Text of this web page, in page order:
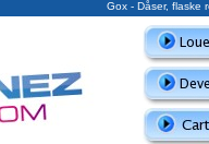
Gox - Dåser, flaske